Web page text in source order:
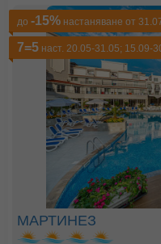
до -15% настаняване от
7=5 наст. 20.05-31.05; 15.09-
МАРТИНЕЗ